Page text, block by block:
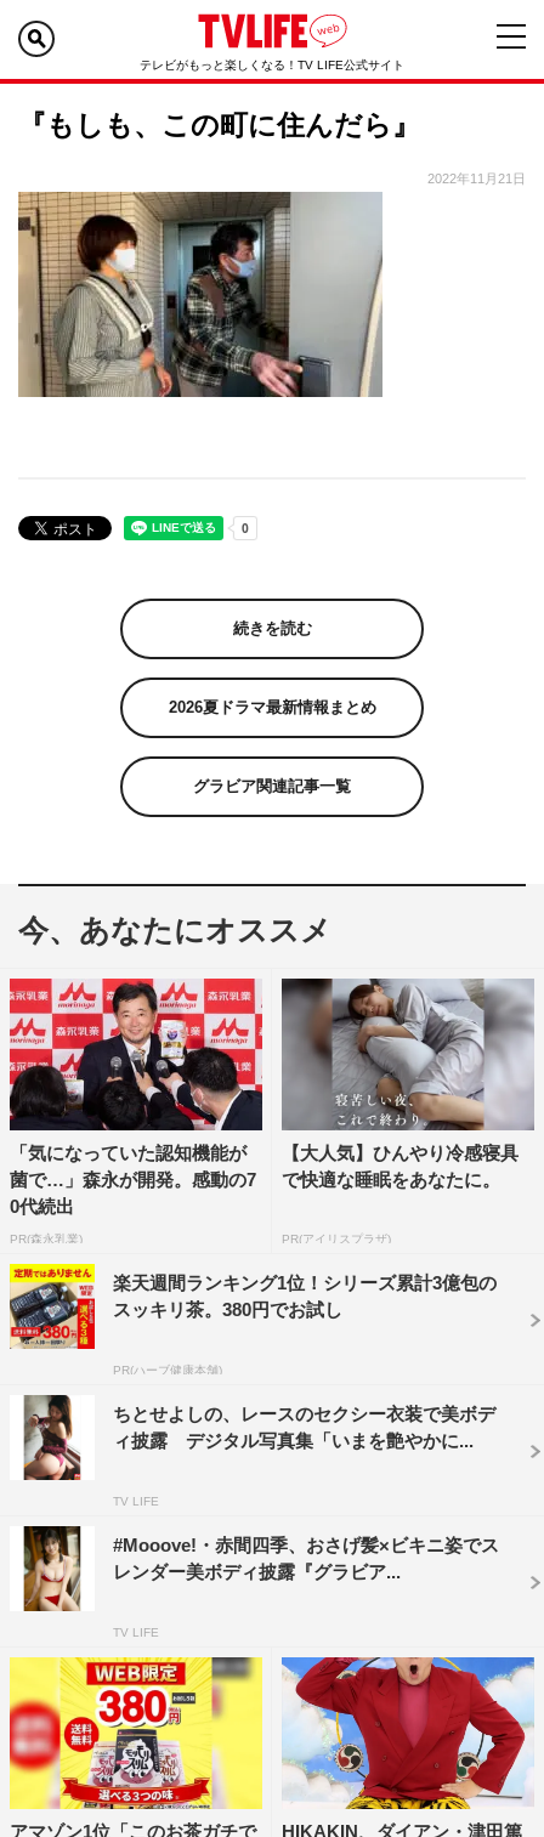
テレビがもっと楽しくなる！TV LIFE公式サイト
『もしも、この町に住んだら』
2022年11月21日
続きを読む
2026夏ドラマ最新情報まとめ
グラビア関連記事一覧
今、あなたにオススメ
「気になっていた認知機能が
菌で…」森永が開発。感動の7
0代続出
PR(森永乳業)
【大人気】ひんやり冷感寝具
で快適な睡眠をあなたに。
PR(アイリスプラザ)
楽天週間ランキング1位！シリーズ累計3億包の
スッキリ茶。380円でお試し
PR(ハーブ健康本舗)
ちとせよしの、レースのセクシー衣装で美ボデ
ィ披露 デジタル写真集「いまを艶やかに...
TV LIFE
#Mooove!・赤間四季、おさげ髪×ビキニ姿でス
レンダー美ボディ披露『グラビア...
TV LIFE
アマゾン1位「このお茶ガチで
HIKAKIN、ダイアン・津田篤